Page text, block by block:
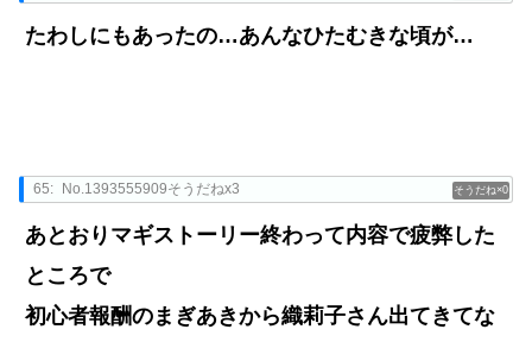
たわしにもあったの…あんなひたむきな頃が…
0
65: No.1393555909そうだねx3
あとおりマギストーリー終わって内容で疲弊した
ところで
初心者報酬のまぎあきから織莉子さん出てきてな